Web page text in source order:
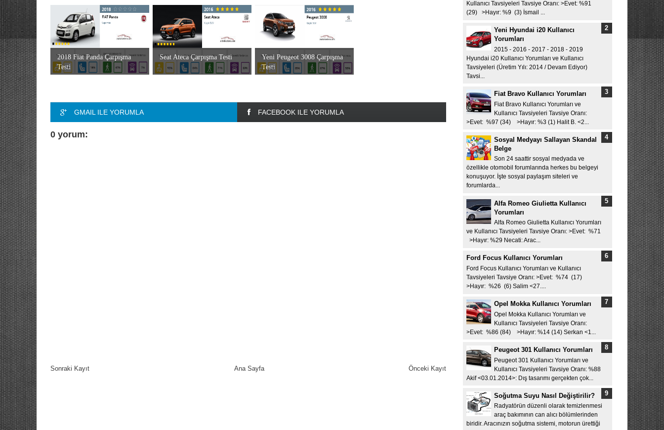
2018 Fiat Panda Çarpışma
Testi
Seat Ateca Çarpışma Testi
Yeni Peugeot 3008 Çarpışma
Testi
GMAIL ILE YORUMLA FACEBOOK ILE YORUMLA
0 yorum:
Sonraki Kayıt Önceki Kayıt
Ana Sayfa
Kullanıcı Tavsiyeleri Tavsiye Oranı: >Evet: %91
(29) >Hayır: %9 (3) İsmail ...
Yeni Hyundai i20 Kullanıcı
Yorumları
2015 - 2016 - 2017 - 2018 - 2019
Hyundai i20 Kullanıcı Yorumları ve Kullanıcı
Tavsiyeleri (Üretim Yılı: 2014 / Devam Ediyor)
Tavsi...
Fiat Bravo Kullanıcı Yorumları
Fiat Bravo Kullanıcı Yorumları ve
Kullanıcı Tavsiyeleri Tavsiye Oranı:
>Evet: %97 (34) >Hayır: %3 (1) Halit B. <2...
Sosyal Medyayı Sallayan Skandal
Belge
Son 24 saattir sosyal medyada ve
özellikle otomobil forumlarında herkes bu belgeyi
konuşuyor. İşte sosyal paylaşım siteleri ve
forumlarda...
Alfa Romeo Giulietta Kullanıcı
Yorumları
Alfa Romeo Giulietta Kullanıcı Yorumları
ve Kullanıcı Tavsiyeleri Tavsiye Oranı: >Evet: %71
>Hayır: %29 Necati: Arac...
Ford Focus Kullanıcı Yorumları
Ford Focus Kullanıcı Yorumları ve Kullanıcı
Tavsiyeleri Tavsiye Oranı: >Evet: %74 (17)
>Hayır: %26 (6) Salim <27....
Opel Mokka Kullanıcı Yorumları
Opel Mokka Kullanıcı Yorumları ve
Kullanıcı Tavsiyeleri Tavsiye Oranı:
>Evet: %86 (84) >Hayır: %14 (14) Serkan <1...
Peugeot 301 Kullanıcı Yorumları
Peugeot 301 Kullanıcı Yorumları ve
Kullanıcı Tavsiyeleri Tavsiye Oranı: %88
Akif <03.01.2014>: Dış tasarımı gerçekten çok...
Soğutma Suyu Nasıl Değiştirilir?
Radyatörün düzenli olarak temizlenmesi
araç bakımının can alıcı bölümlerinden
biridir. Aracınızın soğutma sistemi, motorun ürettiği